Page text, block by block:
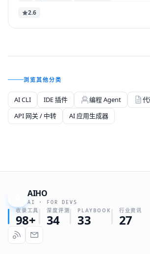
2.6
浏览其他分类
AI CLI IDE 插件 编程 Agent
API 网关 / 中转
AI 应用生成器
AIHO
AI · FOR DEVS
收录工具
98+
深度评测
34
PLAYBOOK
33
行业资讯
27